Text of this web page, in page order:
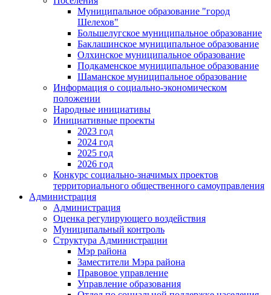
Муниципальное образование "город
Шелехов"
Большелугское муниципальное образование
Баклашинское муниципальное образование
Олхинское муниципальное образование
Подкаменское муниципальное образование
Шаманское муниципальное образование
Информация о социально-экономическом
положении
Народные инициативы
Инициативные проекты
2023 год
2024 год
2025 год
2026 год
Конкурс социально-значимых проектов
территориального общественного самоуправления
Администрация
Администрация
Оценка регулирующего воздействия
Муниципальный контроль
Структура Администрации
Мэр района
Заместители Мэра района
Правовое управление
Управление образования